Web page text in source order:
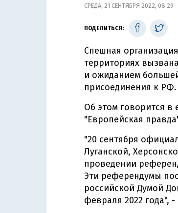
СРЕДА, 21 СЕНТЯБРЯ 2022, 08:29
ПОДЕЛИТЬСЯ:
Спешная
территориях
и ожиданием
присоединения к РФ.
Об этом говорится в
"Европейская
"20 сентября
Луганской,
проведении
Эти референдумы
российской Думой
февраля 2022 года",